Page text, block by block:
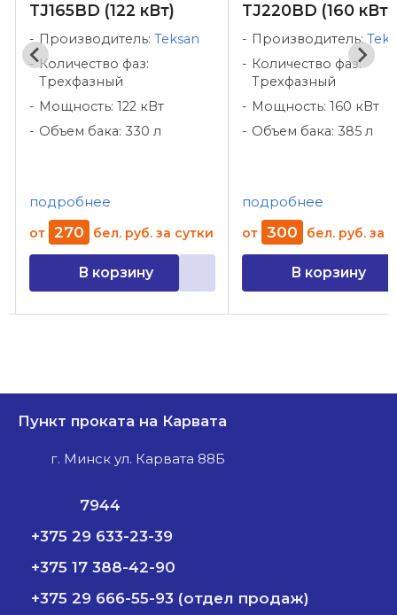
TJ165BD (122 кВт)
Производитель: Teksan
Количество фаз:
Трехфазный
Мощность: 122 кВт
Объем бака: 330 л
подробнее
от 270 бел. руб. за сутки
В корзину
TJ220BD (160 кВт)
Производитель:
Количество фаз:
Трехфазный
Мощность: 160 кВт
Объем бака: 385 л
подробнее
от 300 бел. руб. за
В корзину
Пункт проката на Карвата
г. Минск ул. Карвата 88Б
7944
+375 29 633-23-39
+375 17 388-42-90
+375 29 666-55-93 (отдел продаж)